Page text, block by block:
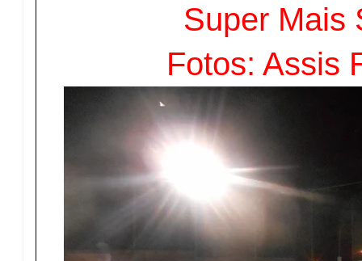
Super Mais
Fotos: Assis